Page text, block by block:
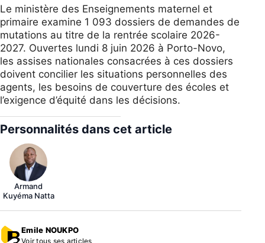
Le ministère des Enseignements maternel et
primaire examine 1 093 dossiers de demandes de
mutations au titre de la rentrée scolaire 2026-
2027. Ouvertes lundi 8 juin 2026 à Porto-Novo,
les assises nationales consacrées à ces dossiers
doivent concilier les situations personnelles des
agents, les besoins de couverture des écoles et
l’exigence d’équité dans les décisions.
Personnalités dans cet article
Armand
Kuyéma Natta
Emile NOUKPO
Voir tous ses articles